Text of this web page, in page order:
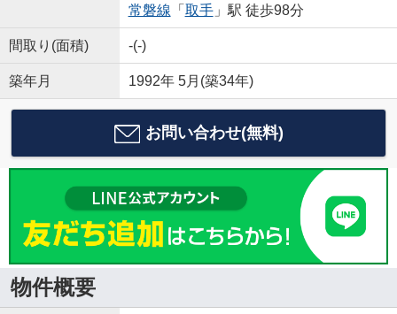
常磐線 「 取手」駅 徒歩98分
間取り(面積) -(-)
築年月 1992年 5月(築34年)
お問い合わせ(無料)
物件概要